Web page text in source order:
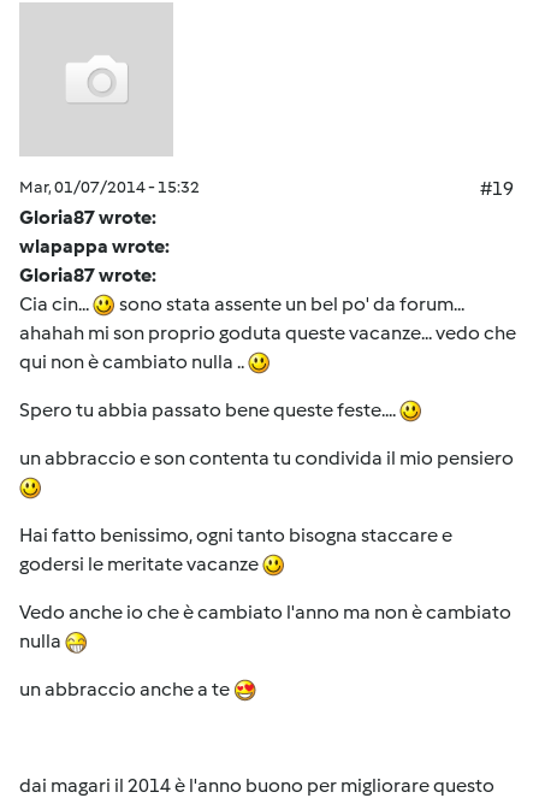
Mar, 01/07/2014 - 15:32
#19
Gloria87 wrote:
wlapappa wrote:
Gloria87 wrote:
Cia cin...
sono stata assente un bel po' da forum...
ahahah mi son proprio goduta queste vacanze... vedo che
qui non è cambiato nulla ..
Spero tu abbia passato bene queste feste....
un abbraccio e son contenta tu condivida il mio pensiero
Hai fatto benissimo, ogni tanto bisogna staccare e
godersi le meritate vacanze
Vedo anche io che è cambiato l'anno ma non è cambiato
nulla
un abbraccio anche a te
dai magari il 2014 è l'anno buono per migliorare questo